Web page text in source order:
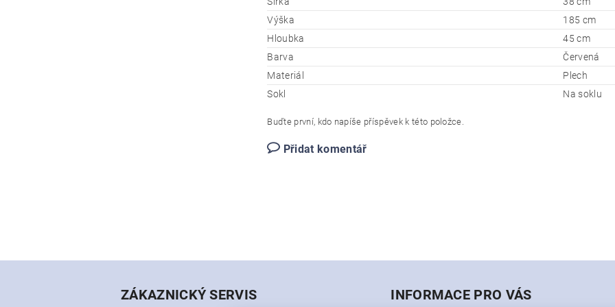
Výška
185 cm
Hloubka
45 cm
Barva
Červená
Materiál
Plech
Sokl
Na soklu
Buďte první, kdo napíše příspěvek k této položce.
Přidat komentář
ZÁKAZNICKÝ SERVIS INFORMACE PRO VÁS